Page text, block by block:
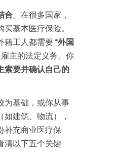
合。在很多国家，
基本医疗保险。
籍工人都需要 “外国
雇主的法定义务。你
索要并确认自己的
为基础，或你从事
建筑、物流），
补充商业医疗保
清以下五个关键